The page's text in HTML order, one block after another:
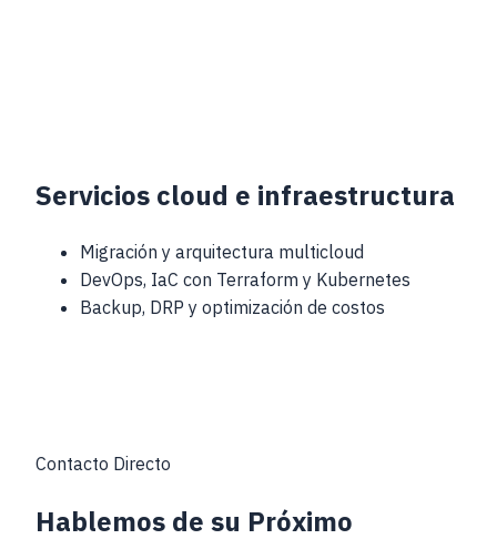
Servicios cloud e infraestructura
Migración y arquitectura multicloud
DevOps, IaC con Terraform y Kubernetes
Backup, DRP y optimización de costos
Contacto Directo
Hablemos de su Próximo